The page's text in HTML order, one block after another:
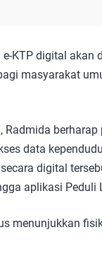
KTP digital akan
masyarakat
data
digital
aplikasi Peduli
menunjukkan